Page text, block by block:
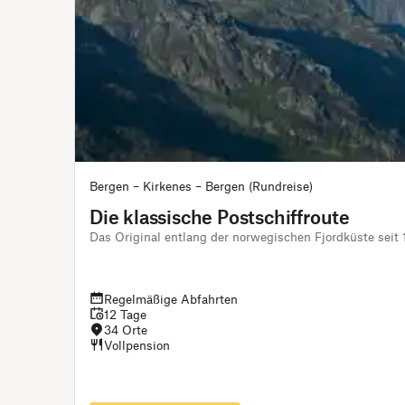
Bergen – Kirkenes – Bergen (Rundreise)
Die klassische Postschiffroute
Das Original entlang der norwegischen Fjordküste seit
Regelmäßige Abfahrten
12 Tage
34 Orte
Vollpension